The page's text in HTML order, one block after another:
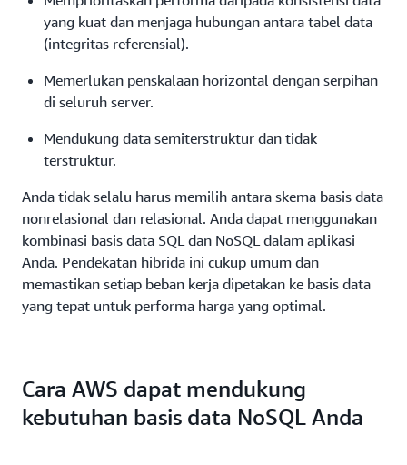
pemadaman listrik ke
keadaan terakhir yang
diketahui.
yang kuat dan menjaga hubungan antara tabel data
(integritas referensial).
Memerlukan penskalaan horizontal dengan serpihan
di seluruh server.
Mendukung data semiterstruktur dan tidak
terstruktur.
Anda tidak selalu harus memilih antara skema basis data
nonrelasional dan relasional. Anda dapat menggunakan
kombinasi basis data SQL dan NoSQL dalam aplikasi
Anda. Pendekatan hibrida ini cukup umum dan
memastikan setiap beban kerja dipetakan ke basis data
yang tepat untuk performa harga yang optimal.
Cara AWS dapat mendukung
kebutuhan basis data NoSQL Anda